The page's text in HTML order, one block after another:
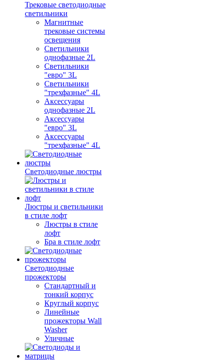
Трековые светодиодные
светильники
Магнитные
трековые системы
освещения
Светильники
однофазные 2L
Светильники
"евро" 3L
Светильники
"трехфазные" 4L
Аксессуары
однофазные 2L
Аксессуары
"евро" 3L
Аксессуары
"трехфазные" 4L
Светодиодные люстры
Люстры и светильники
в стиле лофт
Люстры в стиле
лофт
Бра в стиле лофт
Светодиодные
прожекторы
Стандартный и
тонкий корпус
Круглый корпус
Линейные
прожекторы Wall
Washer
Уличные